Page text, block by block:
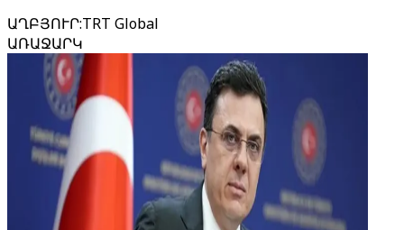
ԱՂԲՅՈՒՐ:TRT Global
ԱՌԱՋԱՐԿ